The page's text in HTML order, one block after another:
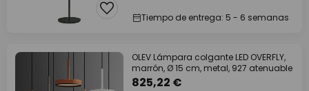
Tiempo de entrega: 5 - 6 semanas
OLEV Lámpara colgante LED OVERFLY,
marrón, Ø 15 cm, metal, 927 atenuable
825,22 €